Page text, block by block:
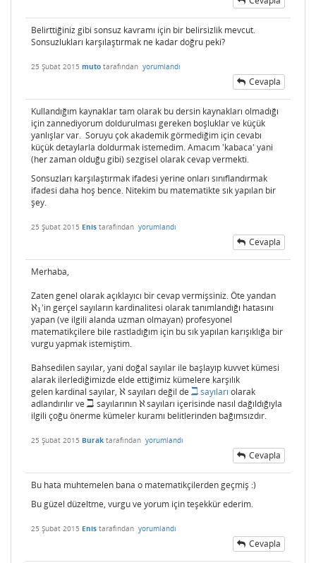
Belirttiğiniz gibi sonsuz kavramı için bir belirsizlik mevcut.
Sonsuzlukları karşılaştırmak ne kadar doğru peki?
25 Şubat 2015 muto tarafından yorumlandı
Cevapla
Kullandığım kaynaklar tam olarak bu dersin kaynakları olmadığı
için zannediyorum doldurulması gereken boşluklar ve küçük
yanlışlar var. Soruyu çok akademik görmediğim için cevabı
küçük detaylarla doldurmak istemedim. Amacım 'kabaca' yani
(her zaman olduğu gibi) sezgisel olarak cevap vermekti.
Sonsuzları karşılaştırmak ifadesi yerine onları sınıflandırmak
ifadesi daha hoş bence. Nitekim bu matematikte sık yapılan bir
şey.
25 Şubat 2015 Enis tarafından yorumlandı
Cevapla
Merhaba,
Zaten genel olarak açıklayıcı bir cevap vermişsiniz. Öte yandan
ℵ1
ℵ1'in gerçel sayıların kardinalitesi olarak tanımlandığı hatasını
yapan (ve ilgili alanda uzman olmayan) profesyonel
matematikçilere bile rastladığım için bu sık yapılan karışıklığa bir
vurgu yapmak istemiştim.
Bahsedilen sayılar, yani doğal sayılar ile başlayıp kuvvet kümesi
alarak ilerlediğimizde elde ettiğimiz kümelere karşılık
gelen kardinal sayılar, ℵ
ℵsayıları değil de ℶ
ℶ sayıları olarak
adlandırılır ve ℶ
ℶ sayılarının ℵ
ℵsayıları içerisinde nasıl dağıldığıyla
ilgili çoğu önerme kümeler kuramı belitlerinden bağımsızdır.
25 Şubat 2015 Burak tarafından yorumlandı
Cevapla
Bu hata muhtemelen bana o matematikçilerden geçmiş :)
Bu güzel düzeltme, vurgu ve yorum için teşekkür ederim.
25 Şubat 2015 Enis tarafından yorumlandı
Cevapla